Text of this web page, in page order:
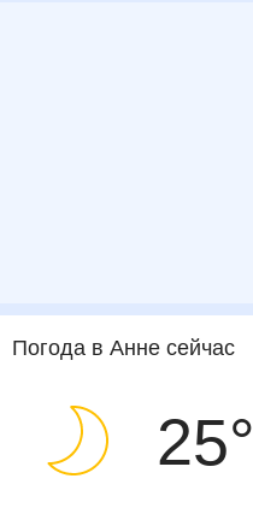
Погода в Аннесейчас
25°